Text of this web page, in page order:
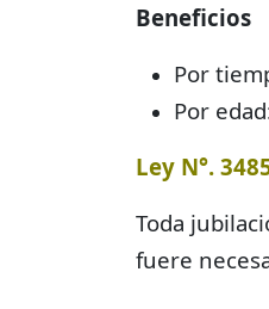
Beneficios
Por
Por
Ley N°.
Toda
fuere